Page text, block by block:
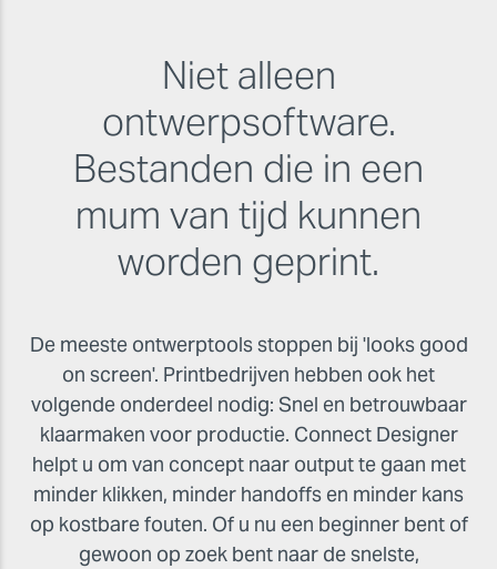
Niet alleen
ontwerpsoftware.
Bestanden die in een
mum van tijd kunnen
worden geprint.
De meeste ontwerptools stoppen bij 'looks good
on screen'. Printbedrijven hebben ook het
volgende onderdeel nodig: Snel en betrouwbaar
klaarmaken voor productie. Connect Designer
helpt u om van concept naar output te gaan met
minder klikken, minder handoffs en minder kans
op kostbare fouten. Of u nu een beginner bent of
gewoon op zoek bent naar de snelste,